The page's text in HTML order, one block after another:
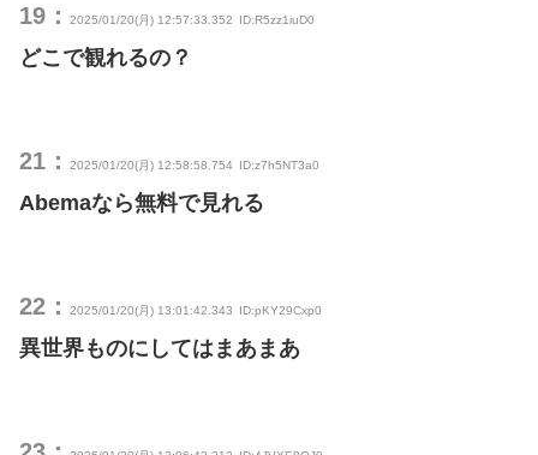
19： 2025/01/20(月) 12:57:33.352 ID:R5zz1iuD0
どこで観れるの？
21： 2025/01/20(月) 12:58:58.754 ID:z7h5NT3a0
Abemaなら無料で見れる
22： 2025/01/20(月) 13:01:42.343 ID:pKY29Cxp0
異世界ものにしてはまあまあ